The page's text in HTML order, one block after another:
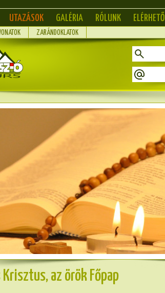
UTAZÁSOK GALÉRIA RÓLUNK
ZARÁNDOKLATOK
Krisztus, az örök Főpap